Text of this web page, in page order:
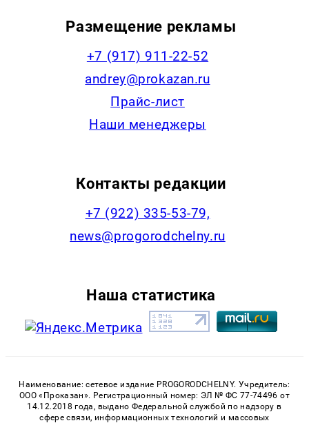
Размещение рекламы
+7 (917) 911-22-52
andrey@prokazan.ru
Прайс-лист
Наши менеджеры
Контакты редакции
+7 (922) 335-53-79,
news@progorodchelny.ru
Наша статистика
Наименование: сетевое издание PROGORODCHELNY. Учредитель:
ООО «Проказан». Регистрационный номер: ЭЛ № ФС 77-74496 от
14.12.2018 года, выдано Федеральной службой по надзору в
сфере связи, информационных технологий и массовых